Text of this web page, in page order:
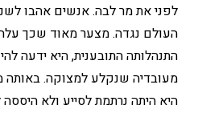
לפני את מר לבה. אנשים אהבו
העולם נגדה. מצער מאוד שכך
התנהלותה התובענית, היא ידעה
מעובדיה שנקלע למצוקה.
היא היתה נרתמת לסייע ולא